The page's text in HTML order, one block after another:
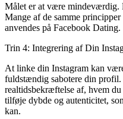
Målet er at være mindeværdig.
Mange af de samme principper
anvendes på Facebook Dating.
Trin 4: Integrering af Din
At linke din Instagram kan
fuldstændig sabotere din profil.
realtidsbekræftelse af, hvem
tilføje dybde og autenticitet,
kan.